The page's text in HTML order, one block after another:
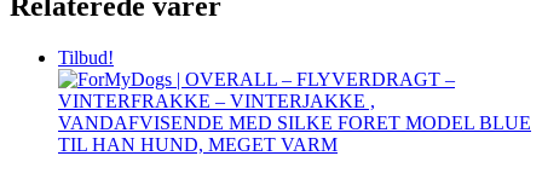
Relaterede varer
Tilbud!